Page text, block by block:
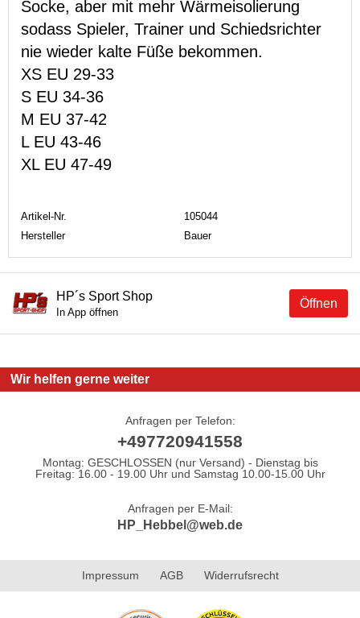
Socke, aber mit mehr Wärmeisolierung
sodass Spieler, Trainer und Schiedsrichter
nie wieder kalte Füße bekommen.
XS EU 29-33
S EU 34-36
M EU 37-42
L EU 43-46
XL EU 47-49
Artikel-Nr.
105044
Hersteller
Bauer
Öffnen
HP´s Sport Shop
In App öffnen
Wir helfen gerne weiter
Anfragen per Telefon:
+497720941558
Montag: GESCHLOSSEN (nur Versand) - Dienstag bis
Freitag: 16.00 - 19.00 Uhr und Samstag 10.00-15.00 Uhr
Anfragen per E-Mail:
HP_Hebbel@web.de
Impressum AGB Widerrufsrecht